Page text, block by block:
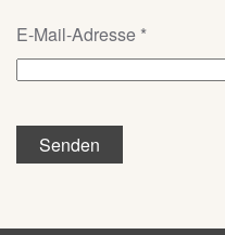
E-Mail-Adresse *
Senden